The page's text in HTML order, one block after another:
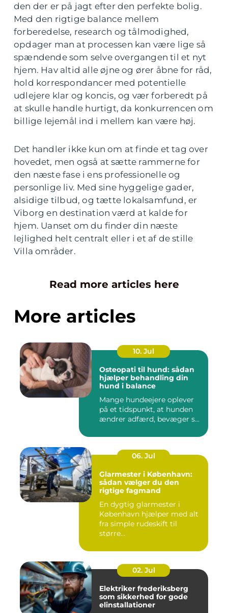
den der er på jagt efter den perfekte bolig.
Med den rigtige balance mellem
forberedelse, research og tålmodighed,
opdager man at processen kan være lige så
spændende som selve overgangen til et nyt
hjem. Hav altid alle øjne og ører åbne for råd,
hold korrespondancer med potentielle
udlejere klar og koncis, og vær forberedt på
at skulle handle hurtigt, da konkurrencen om
billige lejemål ind i mellem kan være høj.
Det handler ikke kun om at finde et tag over
hovedet, men også at sætte rammerne for
den næste fase i ens professionelle og
personlige liv. Med sine hyggelige gader,
alsidige tilbud, og tætte lokalsamfund, er
Viborg en destination værd at kalde for
hjem. Uanset om du finder din næste
lejlighed helt centralt eller i et af de stille
Villa områder.
Read more articles here
More articles
10. Jul
Osteopati til hund: sådan
hjælper behandling din
hund i balance
Mange hundeejere oplever
på et tidspunkt, at hunden
ændrer adfærd, bevæger s...
06. Jul
Glarmester i København:
sådan vælger du den
rigtige fagmand
En dygtig glarmester i
København hjælper med alt
fra simple rudeskift til
større...
02. Jul
Elektriker frederiksberg
som sikkerhed for gode
elinstallationer